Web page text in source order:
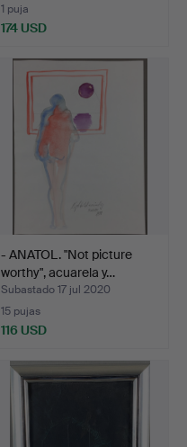
1 puja
174 USD
- ANATOL. "Not picture
worthy", acuarela y…
Subastado 17 jul 2020
15 pujas
116 USD